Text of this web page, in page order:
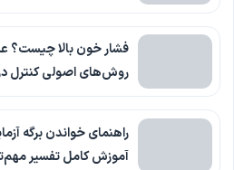
فشار خون بالا چیست؟
روش‌های اصولی کنترل
راهنمای خواندن برگه
آموزش کامل تفسیر